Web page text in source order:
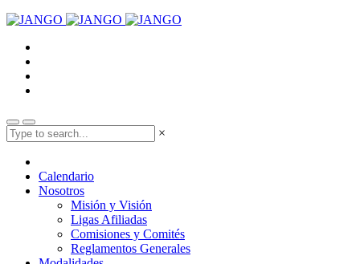
×
Calendario
Nosotros
Misión y Visión
Ligas Afiliadas
Comisiones y Comités
Reglamentos Generales